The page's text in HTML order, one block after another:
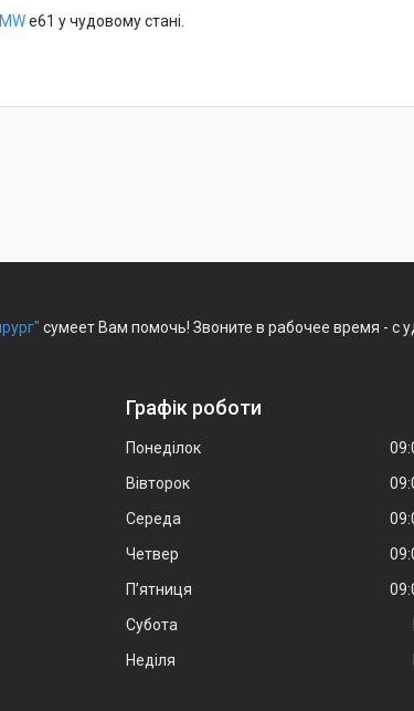
e61 у чудовому стані.
сумеет Вам помочь! Звоните в рабочее время - с
Графік роботи
Понеділок
Вівторок
Середа
Четвер
Пʼятниця
Субота
Неділя